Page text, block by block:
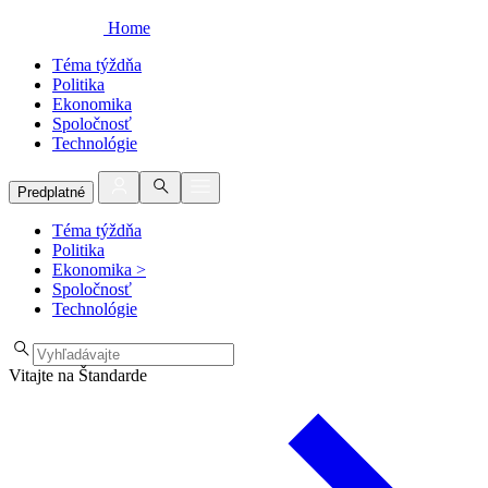
Home
Téma týždňa
Politika
Ekonomika
Spoločnosť
Technológie
Predplatné
Téma týždňa
Politika
Ekonomika >
Spoločnosť
Technológie
Vitajte na Štandarde